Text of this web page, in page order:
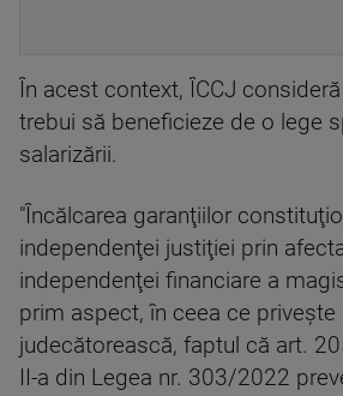
În acest context, ÎCCJ
trebui să beneficieze de o lege
salarizării.
"Încălcarea garanţiilor
independenţei justiţiei prin
independenţei financiare a
prim aspect, în ceea ce priveşte
judecătorească, faptul că art.
II-a din Legea nr. 303/2022